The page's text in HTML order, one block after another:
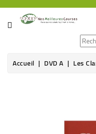
CATÉGORIE
ÉPICERIE
Accueil DVD A Les